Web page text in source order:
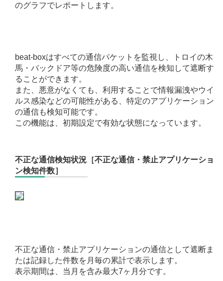
のグラフでレポートします。
beat-boxはすべての通信パケットを監視し、トロイの木
馬・バックドア等の危険度の高い通信を検知して遮断す
ることができます。
また、悪意がなくても、利用することで情報漏洩やウイ
ルス感染などの可能性がある、特定のアプリケーション
の通信も検知可能です。
この機能は、初期設定で有効な状態になっています。
不正な通信検知状況［不正な通信・禁止アプリケーショ
ン検知件数］
不正な通信・禁止アプリケーションの通信として遮断ま
たは記録した件数を月毎の累計で表示します。
表示期間は、当月を含み最大7ヶ月分です。